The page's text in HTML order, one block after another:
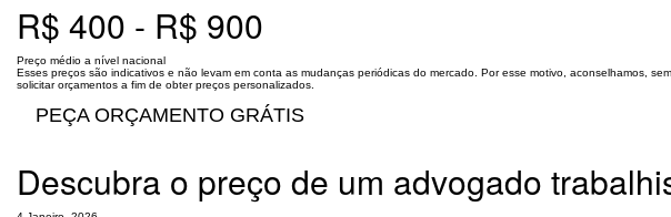
R$ 400 - R$ 900
Preço médio a nível nacional
Esses preços são indicativos e não levam em conta as mudanças periódicas do mercado. Por esse motivo, aconselhamos,
solicitar orçamentos a fim de obter preços personalizados.
PEÇA ORÇAMENTO GRÁTIS
Descubra o preço de um advogado